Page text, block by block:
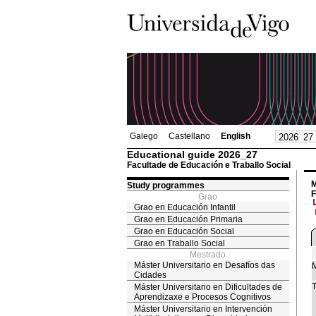
Galego Castellano English
Educational guide 2026_27
Facultade de Educación e Traballo Social
Study programmes
Grao
Grao en Educación Infantil
Grao en Educación Primaria
Grao en Educación Social
Grao en Traballo Social
Mestrado
Máster Universitario en Desafíos das
Cidades
Máster Universitario en Dificultades de
Aprendizaxe e Procesos Cognitivos
Máster Universitario en Intervención